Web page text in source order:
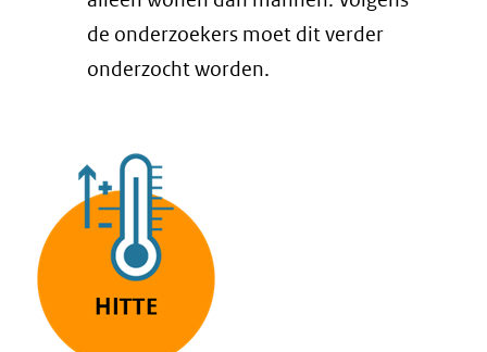
website)
de onderzoekers moet dit verder
onderzocht worden.